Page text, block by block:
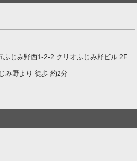
ふじみ野西1-2-2 クリオふじみ野ビル 2F
み野より 徒歩 約2分